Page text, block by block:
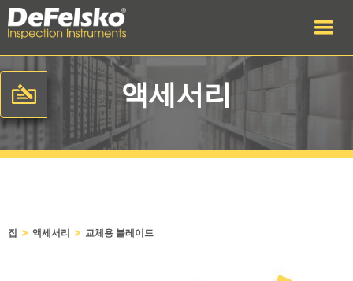
액세서리
집 > 액세서리 > 교체용 블레이드